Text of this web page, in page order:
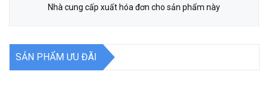
Nhà cung cấp xuất hóa đơn cho sản phẩm này
SẢN PHẨM ƯU ĐÃI